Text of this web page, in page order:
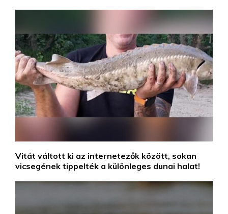
Vitát váltott ki az internetezők között, sokan
vicsegének tippelték a különleges dunai halat!